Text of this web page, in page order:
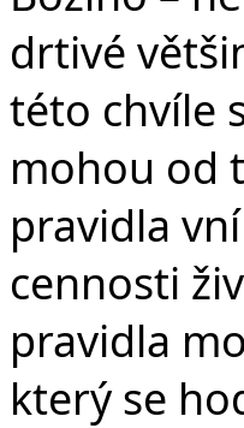
drtivé
této chvíle
mohou od
pravidla
cennosti
pravidla
který se